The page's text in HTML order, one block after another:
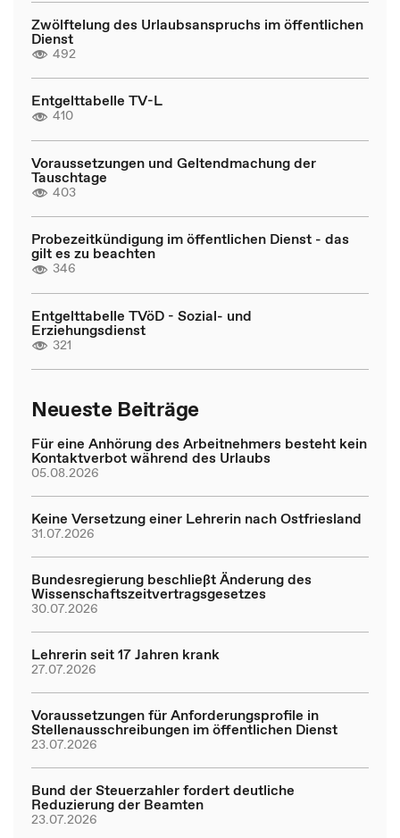
Zwölftelung des Urlaubsanspruchs im öffentlichen
Dienst
492
Entgelttabelle TV-L
410
Voraussetzungen und Geltendmachung der
Tauschtage
403
Probezeitkündigung im öffentlichen Dienst - das
gilt es zu beachten
346
Entgelttabelle TVöD - Sozial- und
Erziehungsdienst
321
Neueste Beiträge
Für eine Anhörung des Arbeitnehmers besteht kein
Kontaktverbot während des Urlaubs
05.08.2026
Keine Versetzung einer Lehrerin nach Ostfriesland
31.07.2026
Bundesregierung beschließt Änderung des
Wissenschaftszeitvertragsgesetzes
30.07.2026
Lehrerin seit 17 Jahren krank
27.07.2026
Voraussetzungen für Anforderungsprofile in
Stellenausschreibungen im öffentlichen Dienst
23.07.2026
Bund der Steuerzahler fordert deutliche
Reduzierung der Beamten
23.07.2026